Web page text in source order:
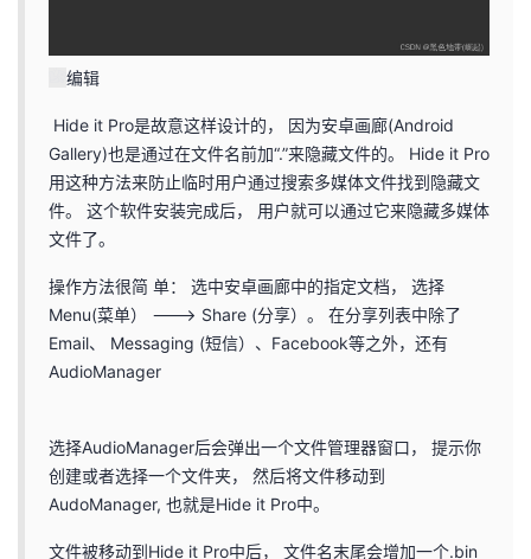
编辑
Hide it Pro是故意这样设计的， 因为安卓画廊(Android
Gallery)也是通过在文件名前加“.”来隐藏文件的。 Hide it Pro
用这种方法来防止临时用户通过搜索多媒体文件找到隐藏文
件。 这个软件安装完成后， 用户就可以通过它来隐藏多媒体
文件了。
操作方法很简 单： 选中安卓画廊中的指定文档， 选择
Menu(菜单） ---> Share (分享）。 在分享列表中除了
Email、 Messaging (短信）、Facebook等之外，还有
AudioManager
选择AudioManager后会弹出一个文件管理器窗口， 提示你
创建或者选择一个文件夹， 然后将文件移动到
AudoManager, 也就是Hide it Pro中。
文件被移动到Hide it Pro中后， 文件名末尾会增加一个.bin